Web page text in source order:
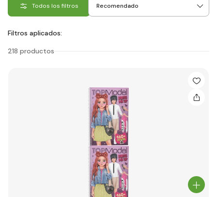
Todos los filtros
Filtros aplicados:
218 productos